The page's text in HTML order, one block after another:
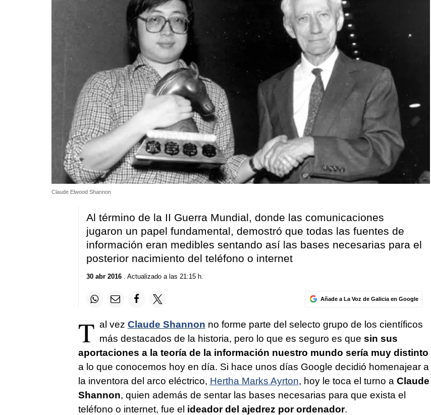
Claude Elwood Shannon
Al término de la II Guerra Mundial, donde las comunicaciones
jugaron un papel fundamental, demostró que todas las fuentes de
información eran medibles sentando así las bases necesarias para el
posterior nacimiento del teléfono o internet
30 abr 2016. Actualizado a las 21:15 h.
Añade a La Voz de Galicia en Google
T al vez Claude Shannon no forme parte del selecto grupo de los científicos
más destacados de la historia, pero lo que es seguro es que sin sus
aportaciones a la teoría de la información nuestro mundo sería muy distinto
a lo que conocemos hoy en día. Si hace unos días Google decidió homenajear a
la inventora del arco eléctrico, Hertha Marks Ayrton, hoy le toca el turno a Claude
Shannon, quien además de sentar las bases necesarias para que exista el
teléfono o internet, fue el ideador del ajedrez por ordenador.